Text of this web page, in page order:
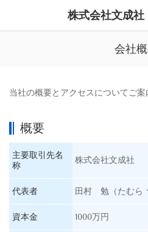
株式会社文成社
会社
当社の概要とアクセスについてご案
概要
主要取引先名
称
株式会社文成社
代表者 田村 勉（たむら
資本金 1000万円